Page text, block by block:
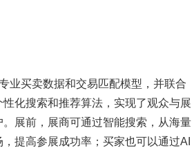
业买卖数据和交易匹配模型，并联合
化搜索和推荐算法，实现了观众与展
展前，展商可通过智能搜索，从海量
提高参展成功率；买家也可以通过AI